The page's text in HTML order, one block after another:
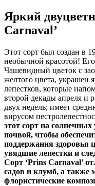
Яркий
Carnaval’
Этот сорт был создан в
необычной красотой!
Чашевидный цветок с
желтого цвета, украшен
лепестков, которые
второй декады апреля и
двух недель; имеет
вирусом
этот сорт на
почвой, чтобы
поддержания здоровья
увядшие лепестки и
Сорт ‘Prins Carnaval’
садов и клумб, а также
флористические